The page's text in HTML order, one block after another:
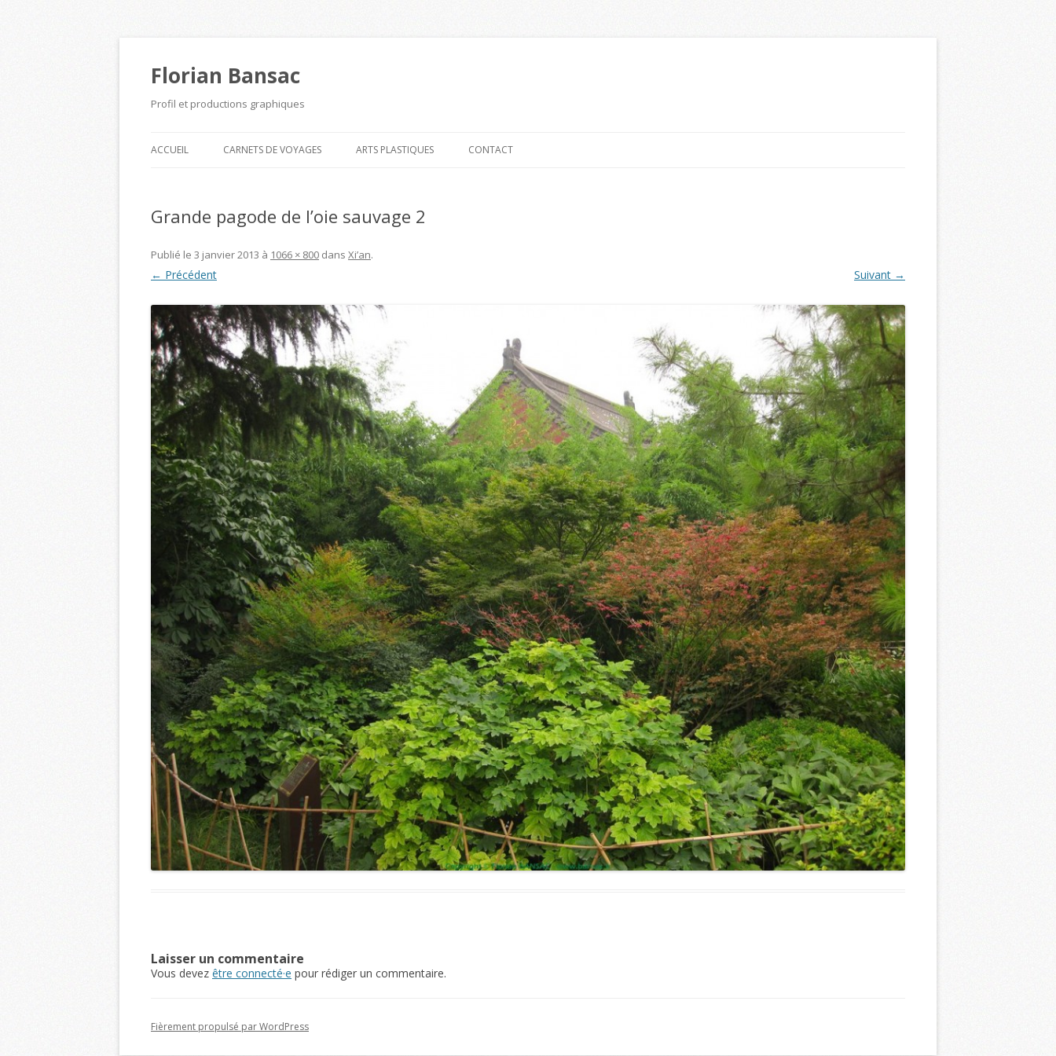
Florian Bansac
Profil et productions graphiques
ACCUEIL CARNETS DE VOYAGES ARTS PLASTIQUES CONTACT
Grande pagode de l’oie sauvage 2
Publié le 3 janvier 2013 à 1066 × 800 dans Xi’an.
← Précédent Suivant →
Laisser un commentaire
Vous devez être connecté·e pour rédiger un commentaire.
Fièrement propulsé par WordPress